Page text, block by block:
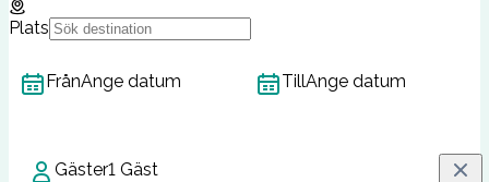
Plats
FrånAnge datum TillAnge datum
Gäster1 Gäst